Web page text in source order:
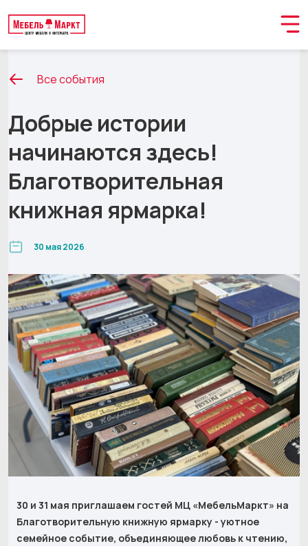
Все события
30 мая 2026
Добрые истории
начинаются здесь!
Благотворительная
книжная ярмарка!
30 и 31 мая приглашаем гостей МЦ «МебельМаркт» на
Благотворительную книжную ярмарку - уютное
семейное событие, объединяющее любовь к чтению,
Обращение принято
В ближайшее время мы свяжемся с вами